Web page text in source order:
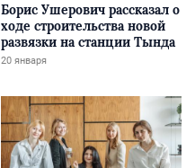
Борис Ушерович рассказал о
ходе строительства новой
развязки на станции Тында
20 января